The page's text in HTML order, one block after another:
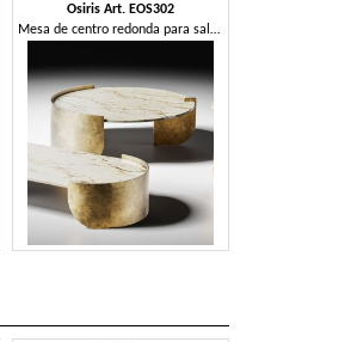
Osiris Art. EOS302
Mesa de centro redonda para salón